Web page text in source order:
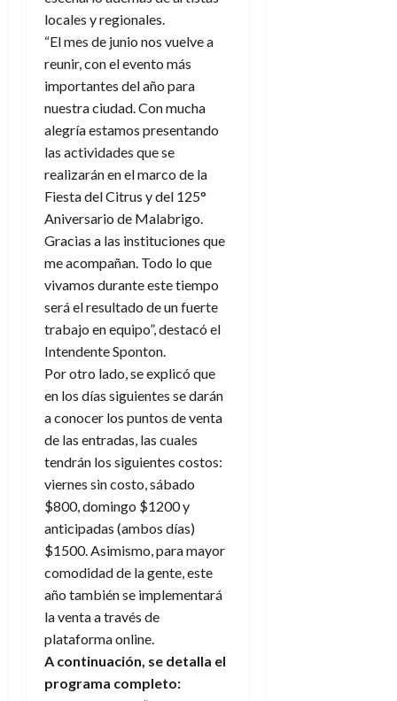
locales y regionales.
“El mes de junio nos vuelve a
reunir, con el evento más
importantes del año para
nuestra ciudad. Con mucha
alegría estamos presentando
las actividades que se
realizarán en el marco de la
Fiesta del Citrus y del 125°
Aniversario de Malabrigo.
Gracias a las instituciones que
me acompañan. Todo lo que
vivamos durante este tiempo
será el resultado de un fuerte
trabajo en equipo”, destacó el
Intendente Sponton.
Por otro lado, se explicó que
en los días siguientes se darán
a conocer los puntos de venta
de las entradas, las cuales
tendrán los siguientes costos:
viernes sin costo, sábado
$800, domingo $1200 y
anticipadas (ambos días)
$1500. Asimismo, para mayor
comodidad de la gente, este
año también se implementará
la venta a través de
plataforma online.
A continuación, se detalla el
programa completo: